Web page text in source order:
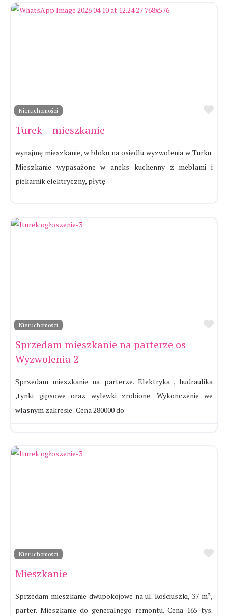
Nieruchomości
Turek – mieszkanie
wynajmę mieszkanie, w bloku na osiedlu wyzwolenia w Turku.
Mieszkanie wypasażone w aneks kuchenny z meblami i
piekarnik elektryczny, płytę
Nieruchomości
Sprzedam mieszkanie na parterze os
Wyzwolenia 2
Sprzedam mieszkanie na parterze. Elektryka , hudraulika
,tynki gipsowe oraz wylewki zrobione. Wykonczenie we
wlasnym zakresie . Cena 280000 do
Nieruchomości
Mieszkanie
Sprzedam mieszkanie dwupokojowe na ul. Kościuszki, 37 m²,
parter. Mieszkanie do generalnego remontu. Cena 165 tys.